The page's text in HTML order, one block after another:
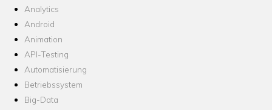
Analytics
Android
Animation
API-Testing
Automatisierung
Betriebssystem
Big-Data